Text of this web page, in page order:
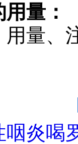
量：
用量、
咽炎喝